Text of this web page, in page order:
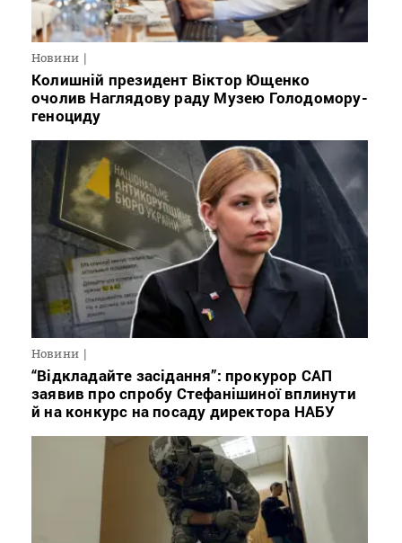
Новини
Колишній президент Віктор Ющенко
очолив Наглядову раду Музею Голодомору-
геноциду
Новини
“Відкладайте засідання”: прокурор САП
заявив про спробу Стефанішиної вплинути
й на конкурс на посаду директора НАБУ